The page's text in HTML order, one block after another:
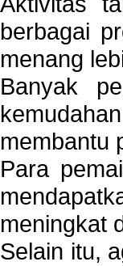
berbagai
menang
Banyak
membantu
Para
meningkat
Selain itu,